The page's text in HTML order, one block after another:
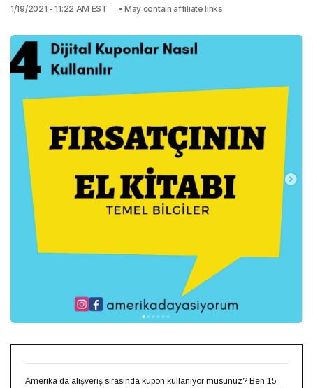
1/19/2021 - 11:22 AM EST • May contain affiliate links
Amerika da alışveriş sırasında kupon kullanıyor musunuz? Ben 15